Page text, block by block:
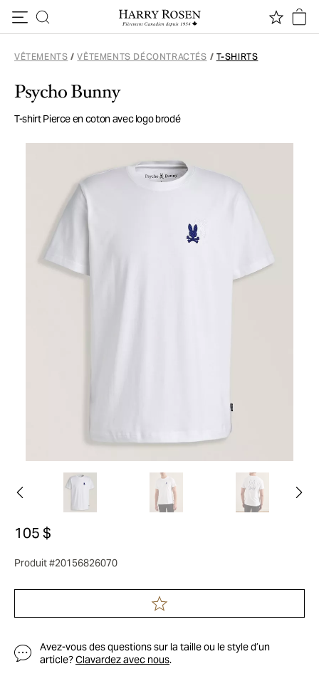
VÊTEMENTS / VÊTEMENTS DÉCONTRACTÉS / T-SHIRTS
Psycho Bunny
T-shirt Pierce en coton avec logo brodé
105 $
Produit #20156826070
Avez-vous des questions sur la taille ou le style d’un
article?Clavardez avec nous.